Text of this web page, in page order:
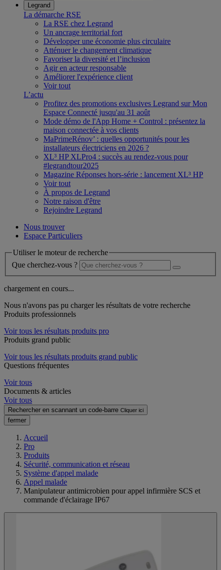
Legrand
La démarche RSE
La RSE chez Legrand
Un ancrage territorial fort
Développer une économie plus circulaire
Atténuer le changement climatique
Favoriser la diversité et l’inclusion
Agir en acteur responsable
Améliorer l'expérience client
Voir tout
L’actu
Profitez des promotions exclusives Legrand sur Mon
Espace Connecté jusqu'au 31 août
Mode démo de l'App Home + Control : présentez la
maison connectée à vos clients
MaPrimeRénov’ : quelles opportunités pour les
installateurs électriciens en 2026 ?
XL³ HP XLPro4 : succès au rendez-vous pour
#legrandtour2025
Magazine Réponses hors-série : lancement XL³ HP
Voir tout
À propos de Legrand
Notre raison d'être
Rejoindre Legrand
Nous trouver
Espace Particuliers
Utiliser le moteur de recherche
Que cherchez-vous ?
chargement en cours...
Nous n'avons pas pu charger les résultats de votre recherche
Produits professionnels
Voir tous les résultats produits pro
Produits grand public
Voir tous les résultats produits grand public
Questions fréquentes
Voir tous
Documents & articles
Voir tous
Rechercher en scannant un code-barre Cliquer ici
fermer
Accueil
Pro
Produits
Sécurité, communication et réseau
Système d'appel malade
Appel malade
Manipulateur antimicrobien pour appel infirmière SCS et
commande d'éclairage IP67